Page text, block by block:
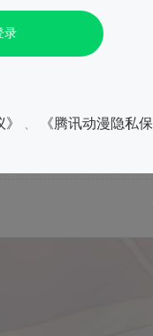
录
《腾讯动漫隐私保